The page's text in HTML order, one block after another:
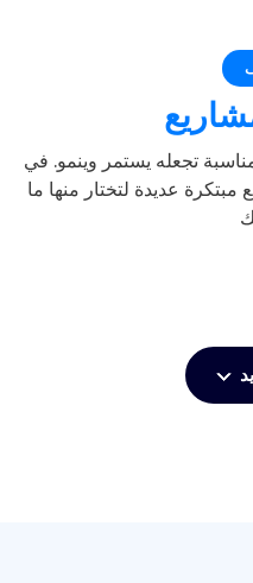
تجعله يستمر وينمو. في
عديدة لتختار منها ما